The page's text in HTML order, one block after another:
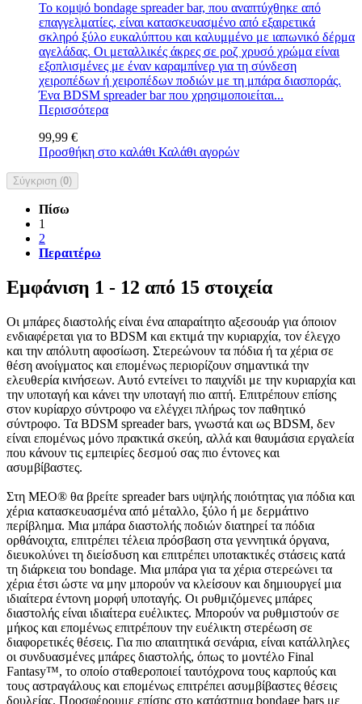
Το κομψό bondage spreader bar, που αναπτύχθηκε από
επαγγελματίες, είναι κατασκευασμένο από εξαιρετικά
σκληρό ξύλο ευκαλύπτου και καλυμμένο με ιαπωνικό δέρμα
αγελάδας. Οι μεταλλικές άκρες σε ροζ χρυσό χρώμα είναι
εξοπλισμένες με έναν καραμπίνερ για τη σύνδεση
χειροπέδων ή χειροπέδων ποδιών με τη μπάρα διασποράς.
Ένα BDSM spreader bar που χρησιμοποιείται...
Περισσότερα
99,99 €
Προσθήκη στο καλάθι Καλάθι αγορών
Σύγκριση (0)
Πίσω
1
2
Περαιτέρω
Εμφάνιση 1 - 12 από 15 στοιχεία
Οι μπάρες διαστολής είναι ένα απαραίτητο αξεσουάρ για όποιον
ενδιαφέρεται για το BDSM και εκτιμά την κυριαρχία, τον έλεγχο
και την απόλυτη αφοσίωση. Στερεώνουν τα πόδια ή τα χέρια σε
θέση ανοίγματος και επομένως περιορίζουν σημαντικά την
ελευθερία κινήσεων. Αυτό εντείνει το παιχνίδι με την κυριαρχία και
την υποταγή και κάνει την υποταγή πιο απτή. Επιτρέπουν επίσης
στον κυρίαρχο σύντροφο να ελέγχει πλήρως τον παθητικό
σύντροφο. Τα BDSM spreader bars, γνωστά και ως BDSM, δεν
είναι επομένως μόνο πρακτικά σκεύη, αλλά και θαυμάσια εργαλεία
που κάνουν τις εμπειρίες δεσμού σας πιο έντονες και
ασυμβίβαστες.
Στη MEO® θα βρείτε spreader bars υψηλής ποιότητας για πόδια και
χέρια κατασκευασμένα από μέταλλο, ξύλο ή με δερμάτινο
περίβλημα. Μια μπάρα διαστολής ποδιών διατηρεί τα πόδια
ορθάνοιχτα, επιτρέπει τέλεια πρόσβαση στα γεννητικά όργανα,
διευκολύνει τη διείσδυση και επιτρέπει υποτακτικές στάσεις κατά
τη διάρκεια του bondage. Μια μπάρα για τα χέρια στερεώνει τα
χέρια έτσι ώστε να μην μπορούν να κλείσουν και δημιουργεί μια
ιδιαίτερα έντονη μορφή υποταγής. Οι ρυθμιζόμενες μπάρες
διαστολής είναι ιδιαίτερα ευέλικτες. Μπορούν να ρυθμιστούν σε
μήκος και επομένως επιτρέπουν την ευέλικτη στερέωση σε
διαφορετικές θέσεις. Για πιο απαιτητικά σενάρια, είναι κατάλληλες
οι συνδυασμένες μπάρες διαστολής, όπως το μοντέλο Final
Fantasy™, το οποίο σταθεροποιεί ταυτόχρονα τους καρπούς και
τους αστραγάλους και επομένως επιτρέπει ασυμβίβαστες θέσεις
δουλείας. Προσφέρουμε επίσης στο κατάστημα bondage bars με